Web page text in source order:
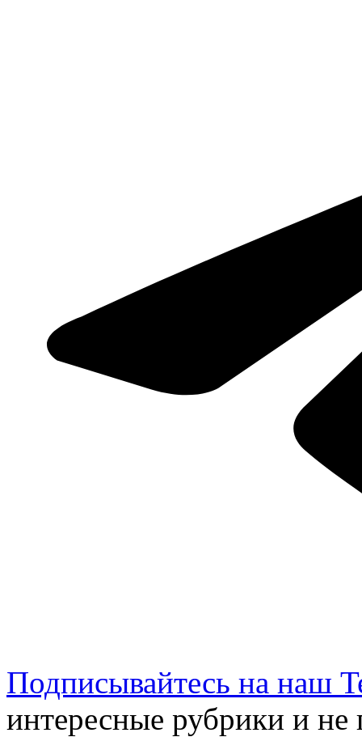
Подписывайтесь на наш
интересные рубрики и не